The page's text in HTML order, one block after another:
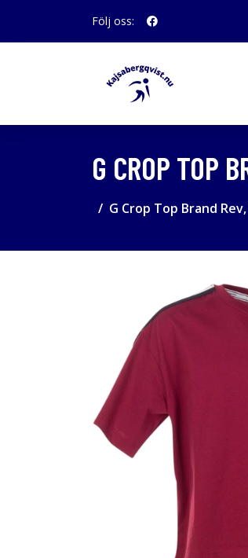
Följ oss:
G CROP TOP
G Crop Top Brand